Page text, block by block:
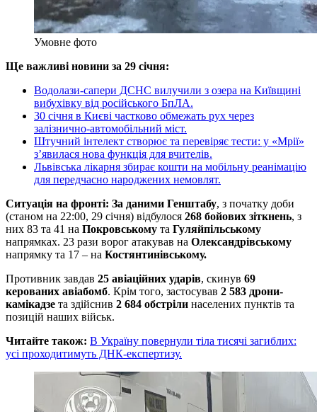
Умовне фото
Ще важливі новини за 29 січня:
Водолази-сапери ДСНС вилучили з озера на Київщині
вибухівку від російського БпЛА.
30 січня в Києві частково обмежать рух через
залізнично-автомобільний міст.
Штучний інтелект створює та перевіряє тести: у «Мрії»
з’явилася нова функція для вчителів.
Львівська лікарня збирає кошти на мобільну реанімацію
для передчасно народжених немовлят.
Ситуація на фронті: За даними Генштабу, з початку доби
(станом на 22:00, 29 січня) відбулося 268 бойових зіткнень, з
них 83 та 41 на Покровському та Гуляйпільському
напрямках. 23 рази ворог атакував на Олександрівському
напрямку та 17 – на Костянтинівському.
Противник завдав 25 авіаційних ударів, скинув 69
керованих авіабомб. Крім того, застосував 2 583 дрони-
камікадзе та здійснив 2 684 обстріли населених пунктів та
позицій наших військ.
Читайте також: В Україну повернули тіла тисячі загиблих:
усі проходитимуть ДНК-експертизу.